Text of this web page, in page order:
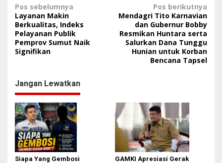
N
a
v
i
a
s
i
p
o
s
Pos sebelumnya
Layanan Makin
Berkualitas, Indeks
Pelayanan Publik
Pemprov Sumut Naik
Signifikan
Pos berikutnya
Mendagri Tito Karnavian
dan Gubernur Bobby
Resmikan Huntara serta
Salurkan Dana Tunggu
Hunian untuk Korban
Bencana Tapsel
Jangan Lewatkan
Siapa Yang Gembosi
GAMKI Apresiasi Gerak